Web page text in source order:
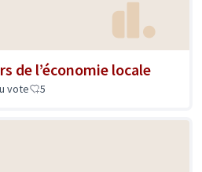
de l’économie locale
vote 5